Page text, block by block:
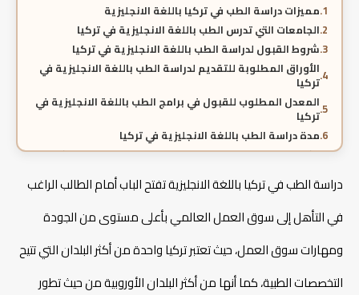
مميزات دراسة الطب في تركيا باللغة الانجليزية
الجامعات التي تدرس الطب باللغة الانجليزية في تركيا
شروط القبول لدراسة الطب باللغة الانجليزية في تركيا
الأوراق المطلوبة للتقديم لدراسة الطب باللغة الانجليزية في
تركيا
المعدل المطلوب للقبول في برامج الطب باللغة الانجليزية في
تركيا
مدة دراسة الطب باللغة الانجليزية في تركيا
تكاليف دراسة الطب باللغة الانجليزية في الجامعات التركية
الفرق بين دراسة الطب باللغة الانجليزية والتركية في تركيا
فرص العمل بعد التخرج من برامج الطب باللغة الانجليزية في
تركيا
خطوات التقديم على دراسة الطب باللغة الانجليزية في تركيا
مميزات التقديم عبر مكتب صفا للدراسة في تركيا
الأسئلة الشائعة حول دراسة الطب باللغة الانجليزية في تركيا
دراسة الطب في تركيا باللغة الانجليزية تفتح الباب أمام الطالب الراغب
في التأهل إلى سوق العمل العالمي بأعلى مستوى من الجودة
ومهارات سوق العمل، حيث تعتبر تركيا واحدة من أكثر البلدان التي تتيح
التخصصات الطبية، كما أنها من أكثر البلدان الأوروبية من حيث تطور